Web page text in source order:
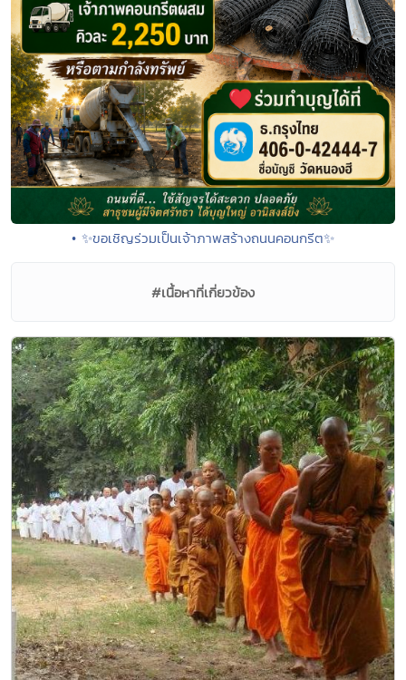
• ✨ขอเชิญร่วมเป็นเจ้าภาพสร้างถนนคอนกรีต✨
#เนื้อหาที่เกี่ยวข้อง